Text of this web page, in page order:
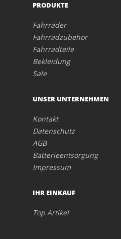
PRODUKTE
Fahrräder
Fahrradzubehör
Fahrradteile
Bekleidung
Sale
UNSER UNTERNEHMEN
Kontakt
Datenschutz
AGB
Batterieentsorgung
Impressum
IHR EINKAUF
Top Artikel